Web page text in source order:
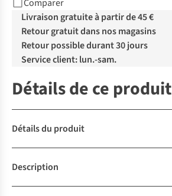
Comparer
Livraison gratuite à partir de 45 €
Retour gratuit dans nos magasins
Retour possible durant 30 jours
Service client: lun.-sam.
Détails de ce produit
Détails du produit
Description